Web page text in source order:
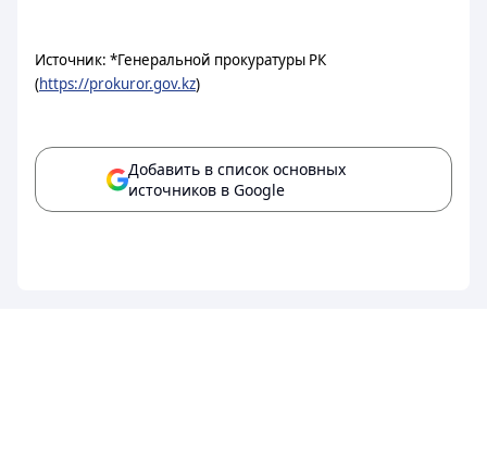
Источник: *Генеральной прокуратуры РК
(https://prokuror.gov.kz)
Добавить в список основных
источников в Google